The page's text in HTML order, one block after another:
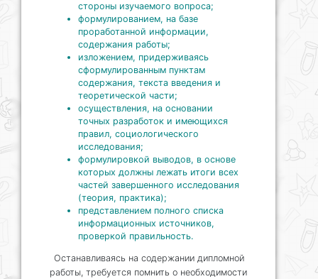
стороны изучаемого вопроса;
формулированием, на базе
проработанной информации,
содержания работы;
изложением, придерживаясь
сформулированным пунктам
содержания, текста введения и
теоретической части;
осуществления, на основании
точных разработок и имеющихся
правил, социологического
исследования;
формулировкой выводов, в основе
которых должны лежать итоги всех
частей завершенного исследования
(теория, практика);
представлением полного списка
информационных источников,
проверкой правильность.
Останавливаясь на содержании дипломной
работы, требуется помнить о необходимости